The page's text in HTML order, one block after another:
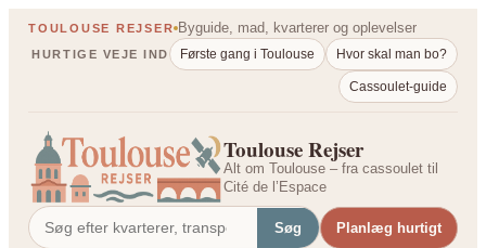
Spring
TOULOUSE REJSER Byguide, mad, kvarterer og oplevelser
HURTIGE VEJE IND Første gang i Toulouse Hvor skal man bo?
Cassoulet-guide
Toulouse Rejser
Alt om Toulouse – fra cassoulet til
Cité de l’Espace
Søg Planlæg hurtigt